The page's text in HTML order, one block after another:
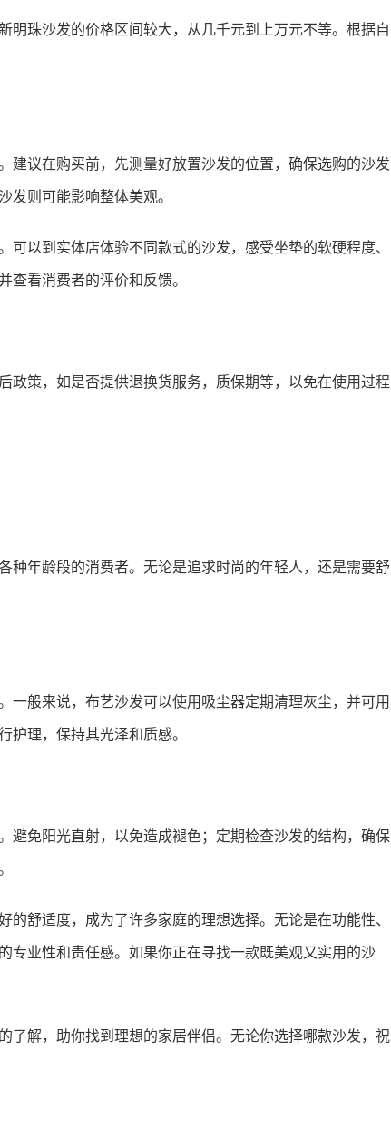
明珠沙发的价格区间较大，从几千元到上万元不等。根据自
建议在购买前，先测量好放置沙发的位置，确保选购的沙发
发则可能影响整体美观。
以到实体店体验不同款式的沙发，感受坐垫的软硬程度、
查看消费者的评价和反馈。
政策，如是否提供退换货服务，质保期等，以免在使用过程
种年龄段的消费者。无论是追求时尚的年轻人，还是需要舒
一般来说，布艺沙发可以使用吸尘器定期清理灰尘，并可用
护理，保持其光泽和质感。
避免阳光直射，以免造成褪色；定期检查沙发的结构，确保
舒适度，成为了许多家庭的理想选择。无论是在功能性、
专业性和责任感。如果你正在寻找一款既美观又实用的沙
了解，助你找到理想的家居伴侣。无论你选择哪款沙发，祝